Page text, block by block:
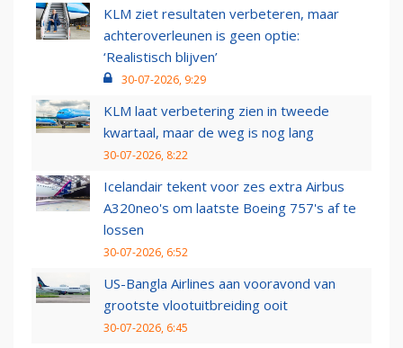
KLM ziet resultaten verbeteren, maar
achteroverleunen is geen optie:
‘Realistisch blijven’
30-07-2026, 9:29
KLM laat verbetering zien in tweede
kwartaal, maar de weg is nog lang
30-07-2026, 8:22
Icelandair tekent voor zes extra Airbus
A320neo's om laatste Boeing 757's af te
lossen
30-07-2026, 6:52
US-Bangla Airlines aan vooravond van
grootste vlootuitbreiding ooit
30-07-2026, 6:45